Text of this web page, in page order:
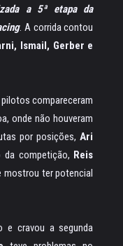
a 5ª etapa da
. A corrida contou
Ismail, Gerber e
compareceram
onde não houveram
por posições,Ari
competição, Reis
mostrou ter potencial
e cravou a segunda